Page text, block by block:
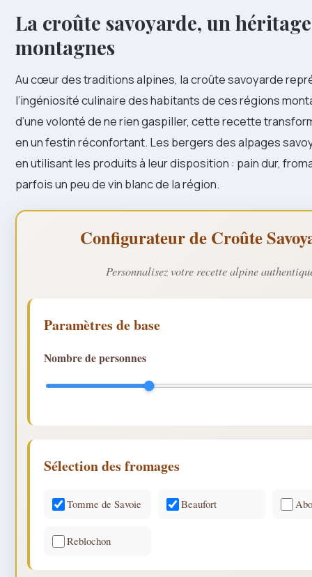
La croûte savoyarde, un
montagnes
Au cœur des traditions alpines, la croûte savoyarde
l’ingéniosité culinaire des habitants de ces régions
d’une volonté de ne rien gaspiller, cette recette
en un festin réconfortant. Les bergers des alpages
en utilisant les produits à leur disposition : pain dur,
parfois un peu de vin blanc de la région.
Configurateur de Croûte
Personnalisez votre recette alpine
Paramètres de base
Nombre de personnes
Sélection des fromages
Tomme de Savoie Beaufort
Reblochon